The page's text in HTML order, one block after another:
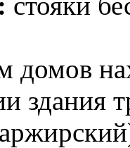
домов
здания